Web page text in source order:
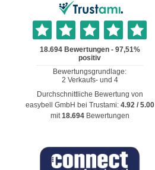
Durchschnittliche Bewertung von
easybell GmbH bei Trustami: 4.92/ 5.00
mit18.694 Bewertungen